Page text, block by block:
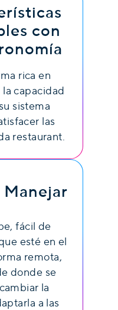
con
rica en
capacidad
sistema
las
restaurant.
fácil de
esté en el
remota,
donde se
la
a las